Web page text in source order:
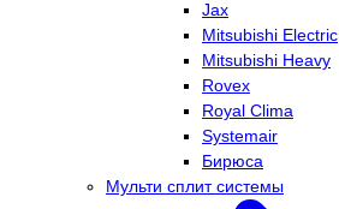
Jax
Mitsubishi Electric
Mitsubishi Heavy
Rovex
Royal Clima
Systemair
Бирюса
Мульти сплит системы